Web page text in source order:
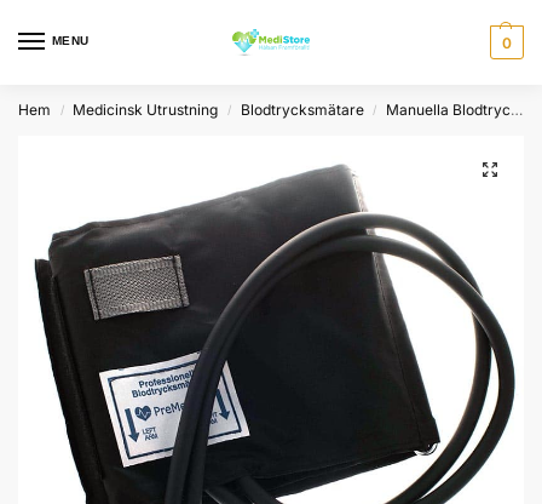
MENU 0
Hem / Medicinsk Utrustning / Blodtrycksmätare / Manuella Blodtrycksmätare